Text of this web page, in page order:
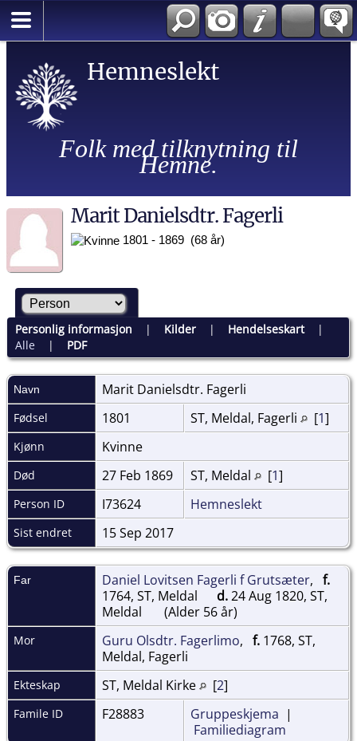
Hemneslekt
Folk med tilknytning til
Hemne.
Marit Danielsdtr. Fagerli
1801 - 1869 (68 år)
Personlig informasjon | Kilder| Hendelseskart|
Alle| PDF
Navn Marit Danielsdtr. Fagerli
Fødsel 1801 ST, Meldal, Fagerli [1]
Kjønn Kvinne
Død 27 Feb 1869 ST, Meldal [1]
Person ID I73624 Hemneslekt
Sist endret 15 Sep 2017
Far Daniel Lovitsen Fagerli f Grutsæter, f.
1764, ST, Meldal
d.24 Aug 1820, ST,
Meldal
(Alder 56 år)
Mor Guru Olsdtr. Fagerlimo, f. 1768, ST,
Meldal, Fagerli
Ekteskap ST, Meldal Kirke [2]
Famile ID F28883 Gruppeskjema |
Familiediagram